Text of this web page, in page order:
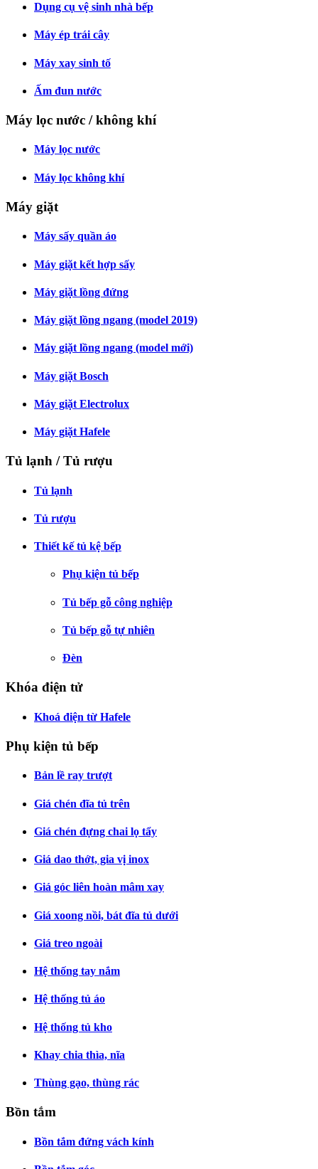
Dụng cụ vệ sinh nhà bếp
Máy ép trái cây
Máy xay sinh tố
Ấm đun nước
Máy lọc nước / không khí
Máy lọc nước
Máy lọc không khí
Máy giặt
Máy sấy quần áo
Máy giặt kết hợp sấy
Máy giặt lồng đứng
Máy giặt lồng ngang (model 2019)
Máy giặt lồng ngang (model mới)
Máy giặt Bosch
Máy giặt Electrolux
Máy giặt Hafele
Tủ lạnh / Tủ rượu
Tủ lạnh
Tủ rượu
Thiết kế tủ kệ bếp
Phụ kiện tủ bếp
Tủ bếp gỗ công nghiệp
Tủ bếp gỗ tự nhiên
Đèn
Khóa điện tử
Khoá điện từ Hafele
Phụ kiện tủ bếp
Bản lề ray trượt
Giá chén đĩa tủ trên
Giá chén đựng chai lọ tẩy
Giá dao thớt, gia vị inox
Giá góc liên hoàn mâm xay
Giá xoong nồi, bát đĩa tủ dưới
Giá treo ngoài
Hệ thống tay nắm
Hệ thống tủ áo
Hệ thống tủ kho
Khay chia thìa, nĩa
Thùng gạo, thùng rác
Bồn tắm
Bồn tắm đứng vách kính